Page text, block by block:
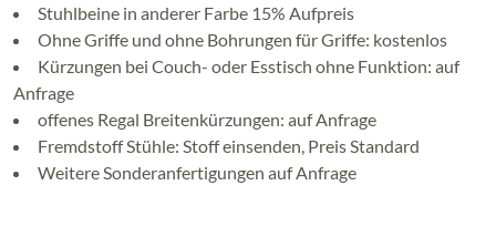
Stuhlbeine in anderer Farbe 15% Aufpreis
Ohne Griffe und ohne Bohrungen für Griffe: kostenlos
Kürzungen bei Couch- oder Esstisch ohne Funktion: auf
Anfrage
offenes Regal Breitenkürzungen: auf Anfrage
Fremdstoff Stühle: Stoff einsenden, Preis Standard
Weitere Sonderanfertigungen auf Anfrage